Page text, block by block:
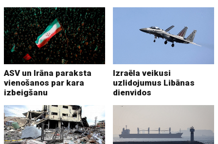
ASV un Irāna paraksta
vienošanos par kara
izbeigšanu
Izraēla veikusi
uzlidojumus Libānas
dienvidos